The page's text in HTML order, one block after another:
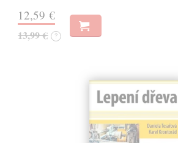
12,59 €
13,99 € ?